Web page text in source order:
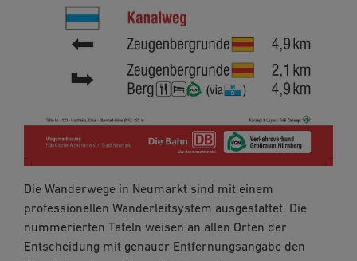
Die Wanderwege in Neumarkt sind mit einem
professionellen Wanderleitsystem ausgestattet. Die
nummerierten Tafeln weisen an allen Orten der
Entscheidung mit genauer Entfernungsangabe den